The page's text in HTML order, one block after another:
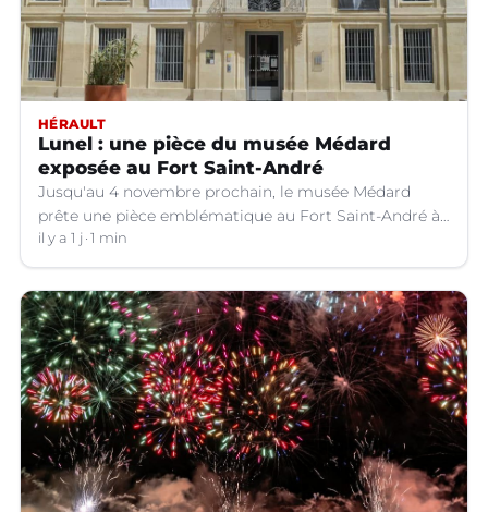
HÉRAULT
Lunel : une pièce du musée Médard
exposée au Fort Saint-André
Jusqu'au 4 novembre prochain, le musée Médard
prête une pièce emblématique au Fort Saint-André à
Villeneuve-lez-Avignon (Gard).
il y a 1 j 1 min